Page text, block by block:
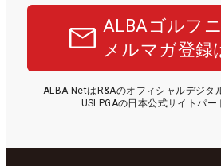
ALBAゴルフ
メルマガ登録
ALBA NetはR&Aのオフィシャルデジタ
USLPGAの日本公式サイトパー